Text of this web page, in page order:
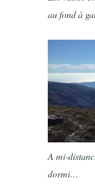
au fond à
A mi-
dormi…